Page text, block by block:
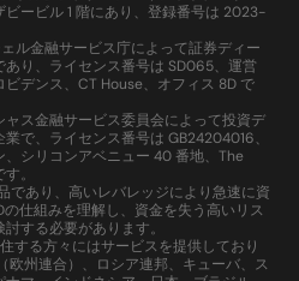
ービル 1 階にあり、登録番号は 2023-
ル金融サービス庁によって証券ディー
り、ライセンス番号は SD065、運営
デンス、CT House、オフィス 8D で
ス金融サービス委員会によって投資デ
で、ライセンス番号は GB24204016、
シリコンアベニュー 40 番地、The
。
であり、高いレバレッジにより急速に資
仕組みを理解し、資金を失う高いリス
する必要があります。
する方々にはサービスを提供しており
欧州連合）、ロシア連邦、キューバ、ス